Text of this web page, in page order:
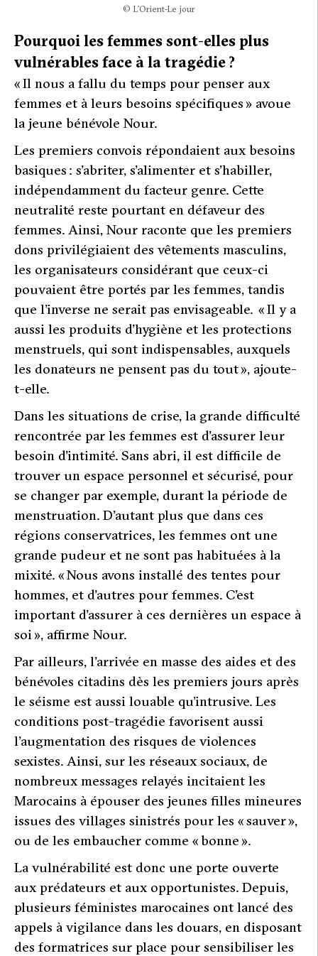
© L’Orient-Le jour
Pourquoi les femmes sont-elles plus
vulnérables face à la tragédie ?
« Il nous a fallu du temps pour penser aux
femmes et à leurs besoins spécifiques» avoue
la jeune bénévole Nour.
Les premiers convois répondaient aux besoins
basiques : s’abriter, s’alimenter et s’habiller,
indépendamment du facteur genre. Cette
neutralité reste pourtant en défaveur des
femmes. Ainsi, Nour raconte que les premiers
dons privilégiaient des vêtements masculins,
les organisateurs considérant que ceux-ci
pouvaient être portés par les femmes, tandis
que l’inverse ne serait pas envisageable. «Il y a
aussi les produits d’hygiène et les protections
menstruels, qui sont indispensables, auxquels
les donateurs ne pensent pas du tout », ajoute-
t-elle.
Dans les situations de crise, la grande difficulté
rencontrée par les femmes est d’assurer leur
besoin d’intimité. Sans abri, il est difficile de
trouver un espace personnel et sécurisé, pour
se changer par exemple, durant la période de
menstruation. D’autant plus que dans ces
régions conservatrices, les femmes ont une
grande pudeur et ne sont pas habituées à la
mixité. « Nous avons installé des tentes pour
hommes, et d’autres pour femmes. C’est
important d’assurer à ces dernières un espace à
soi », affirme Nour.
Par ailleurs, l’arrivée en masse des aides et des
bénévoles citadins dès les premiers jours après
le séisme est aussi louable qu’intrusive. Les
conditions post-tragédie favorisent aussi
l’augmentation des risques de violences
sexistes. Ainsi, sur les réseaux sociaux, de
nombreux messages relayés incitaient les
Marocains à épouser des jeunes filles mineures
issues des villages sinistrés pour les « sauver »,
ou de les embaucher comme « bonne ».
La vulnérabilité est donc une porte ouverte
aux prédateurs et aux opportunistes. Depuis,
plusieurs féministes marocaines ont lancé des
appels à vigilance dans les douars, en disposant
des formatrices sur place pour sensibiliser les